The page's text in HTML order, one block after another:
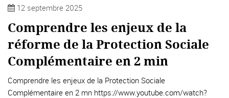
12 septembre 2025
Comprendre les enjeux de la
réforme de la Protection Sociale
Complémentaire en 2 min
Comprendre les enjeux de la Protection Sociale
Complémentaire en 2 mn https://www.youtube.com/watch?